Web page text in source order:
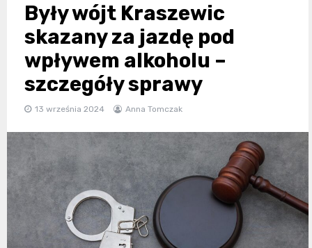
Były wójt Kraszewic
skazany za jazdę pod
wpływem alkoholu –
szczegóły sprawy
13 września 2024 Anna Tomczak